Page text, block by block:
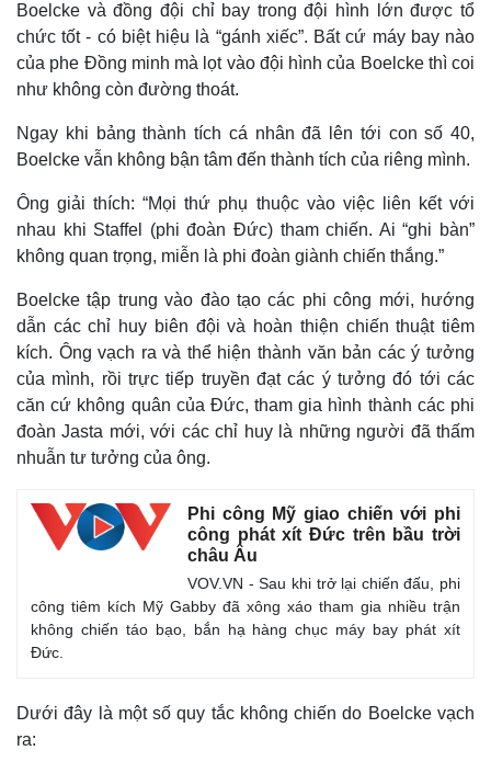
Boelcke và đồng đội chỉ bay trong đội hình lớn được tổ
chức tốt - có biệt hiệu là “gánh xiếc”. Bất cứ máy bay nào
của phe Đồng minh mà lọt vào đội hình của Boelcke thì coi
như không còn đường thoát.
Ngay khi bảng thành tích cá nhân đã lên tới con số 40,
Boelcke vẫn không bận tâm đến thành tích của riêng mình.
Ông giải thích: “Mọi thứ phụ thuộc vào việc liên kết với
nhau khi Staffel (phi đoàn Đức) tham chiến. Ai “ghi bàn”
không quan trọng, miễn là phi đoàn giành chiến thắng.”
Boelcke tập trung vào đào tạo các phi công mới, hướng
dẫn các chỉ huy biên đội và hoàn thiện chiến thuật tiêm
kích. Ông vạch ra và thể hiện thành văn bản các ý tưởng
của mình, rồi trực tiếp truyền đạt các ý tưởng đó tới các
căn cứ không quân của Đức, tham gia hình thành các phi
đoàn Jasta mới, với các chỉ huy là những người đã thấm
nhuẫn tư tưởng của ông.
Phi công Mỹ giao chiến với phi
công phát xít Đức trên bầu trời
châu Âu
VOV.VN - Sau khi trở lại chiến đấu, phi
công tiêm kích Mỹ Gabby đã xông xáo tham gia nhiều trận
không chiến táo bạo, bắn hạ hàng chục máy bay phát xít
Đức.
Dưới đây là một số quy tắc không chiến do Boelcke vạch
ra: